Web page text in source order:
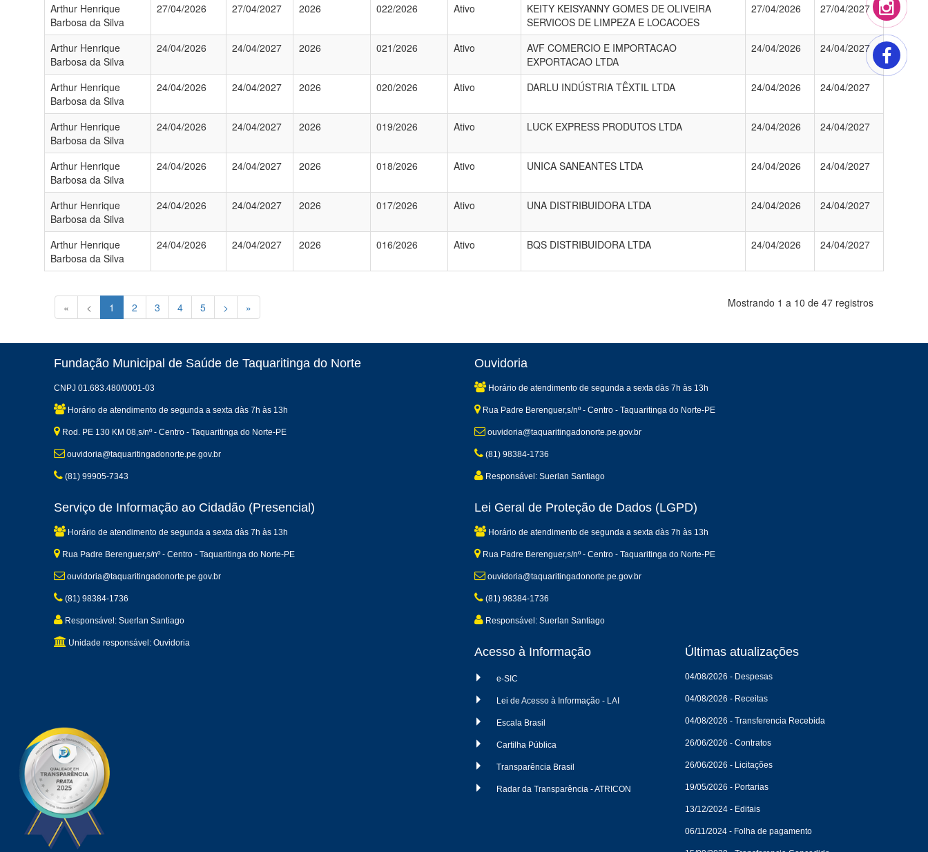
Arthur Henrique
Barbosa da Silva
27/04/2026 27/04/2027 2026 022/2026 Ativo
KEITY KEISYANNY GOMES DE OLIVEIRA
SERVICOS DE LIMPEZA E LOCACOES
27/04/2026 27/04/2027
Arthur Henrique
Barbosa da Silva
24/04/2026 24/04/2027 2026 021/2026 Ativo
AVF COMERCIO E IMPORTACAO
EXPORTACAO LTDA
24/04/2026 24/04/2027
Arthur Henrique
Barbosa da Silva
24/04/2026 24/04/2027 2026 020/2026 Ativo DARLU INDÚSTRIA TÊXTIL LTDA 24/04/2026 24/04/2027
Arthur Henrique
Barbosa da Silva
24/04/2026 24/04/2027 2026 019/2026 Ativo LUCK EXPRESS PRODUTOS LTDA 24/04/2026 24/04/2027
Arthur Henrique
Barbosa da Silva
24/04/2026 24/04/2027 2026 018/2026 Ativo UNICA SANEANTES LTDA 24/04/2026 24/04/2027
Arthur Henrique
Barbosa da Silva
24/04/2026 24/04/2027 2026 017/2026 Ativo UNA DISTRIBUIDORA LTDA 24/04/2026 24/04/2027
Arthur Henrique
Barbosa da Silva
24/04/2026 24/04/2027 2026 016/2026 Ativo BQS DISTRIBUIDORA LTDA 24/04/2026 24/04/2027
« < 1 2 3 4 5 > » Mostrando 1 a 10 de 47 registros
Fundação Municipal de Saúde de Taquaritinga do Norte
CNPJ 01.683.480/0001-03
Horário de atendimento de segunda a sexta dàs 7h às 13h
Rod. PE 130 KM 08,s/nº - Centro - Taquaritinga do Norte-PE
ouvidoria@taquaritingadonorte.pe.gov.br
(81) 99905-7343
Ouvidoria
Horário de atendimento de segunda a sexta dàs 7h às 13h
Rua Padre Berenguer,s/nº - Centro - Taquaritinga do Norte-PE
ouvidoria@taquaritingadonorte.pe.gov.br
(81) 98384-1736
Responsável: Suerlan Santiago
Serviço de Informação ao Cidadão (Presencial)
Horário de atendimento de segunda a sexta dàs 7h às 13h
Rua Padre Berenguer,s/nº - Centro - Taquaritinga do Norte-PE
ouvidoria@taquaritingadonorte.pe.gov.br
(81) 98384-1736
Responsável: Suerlan Santiago
Unidade responsável: Ouvidoria
Lei Geral de Proteção de Dados (LGPD)
Horário de atendimento de segunda a sexta dàs 7h às 13h
Rua Padre Berenguer,s/nº - Centro - Taquaritinga do Norte-PE
ouvidoria@taquaritingadonorte.pe.gov.br
(81) 98384-1736
Responsável: Suerlan Santiago
Acesso à Informação
e-SIC
Lei de Acesso à Informação - LAI
Escala Brasil
Cartilha Pública
Transparência Brasil
Radar da Transparência - ATRICON
Últimas atualizações
04/08/2026 - Despesas
04/08/2026 - Receitas
04/08/2026 - Transferencia Recebida
26/06/2026 - Contratos
26/06/2026 - Licitações
19/05/2026 - Portarias
13/12/2024 - Editais
06/11/2024 - Folha de pagamento